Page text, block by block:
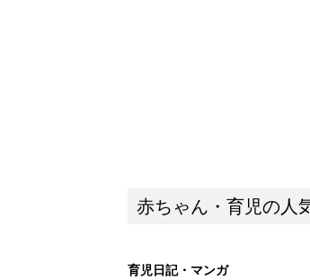
赤ちゃん・育児の人
育児日記・マンガ